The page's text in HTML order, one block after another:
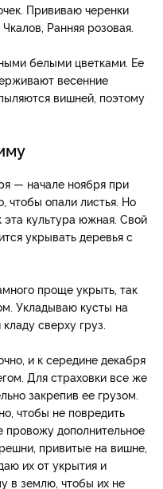
Прививаю черенки
Ранняя розовая.
белыми цветками. Ее
весенние
вишней, поэтому
— начале ноября при
чтобы опали листья. Но
эта культура южная. Свой
укрывать деревья с
проще укрыть, так
Укладываю кусты на
сверху груз.
и к середине декабря
Для страховки все же
закрепив ее грузом.
чтобы не повредить
дополнительное
привитые на вишне,
их от укрытия и
в землю, чтобы их не